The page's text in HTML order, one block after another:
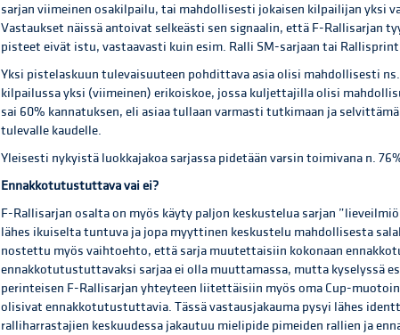
sarjan viimeinen osakilpailu, tai mahdollisesti jokaisen kilpailijan yksi
Vastaukset näissä antoivat selkeästi sen signaalin, että F-Rallisarjan
pisteet eivät istu, vastaavasti kuin esim. Ralli SM-sarjaan tai
Yksi pistelaskuun tulevaisuuteen pohdittava asia olisi mahdollisesti ns.
kilpailussa yksi (viimeinen) erikoiskoe, jossa kuljettajilla olisi
sai 60% kannatuksen, eli asiaa tullaan varmasti tutkimaan ja
tulevalle kaudelle.
Yleisesti nykyistä luokkajakoa sarjassa pidetään varsin toimivana n.
Ennakkotutustuttava vai ei?
F-Rallisarjan osalta on myös käyty paljon keskustelua sarjan
lähes ikuiselta tuntuva ja jopa myyttinen keskustelu mahdollisesta
nostettu myös vaihtoehto, että sarja muutettaisiin kokonaan
ennakkotutustuttavaksi sarjaa ei olla muuttamassa, mutta kyselyssä
perinteisen F-Rallisarjan yhteyteen liitettäisiin myös oma Cup-
olisivat ennakkotutustuttavia. Tässä vastausjakauma pysyi lähes
ralliharrastajien keskuudessa jakautuu mielipide pimeiden rallien ja